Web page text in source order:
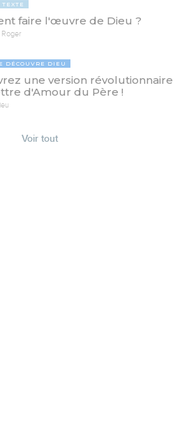
faire l'œuvre de Dieu ?
DÉCOUVRE DIEU
une version révolutionnaire
d'Amour du Père !
Voir tout